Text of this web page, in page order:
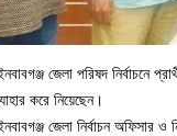
জেলা পরিষদ নির্বাচনে
করে নিয়েছেন।
জেলা নির্বাচন অফিসার